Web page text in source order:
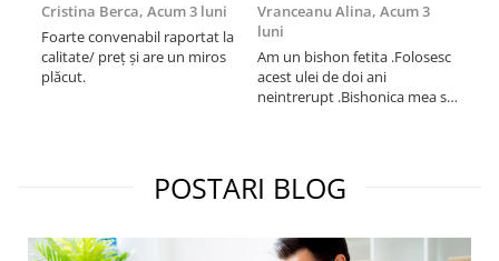
Cristina Berca, Acum 3 luni
Foarte convenabil raportat la
calitate/ preț și are un miros
plăcut.
Vranceanu Alina, Acum 3
luni
Am un bishon fetita .Folosesc
acest ulei de doi ani
neintrerupt .Bishonica mea se
treia comanda recomand cu
mult drag !
POSTARI BLOG